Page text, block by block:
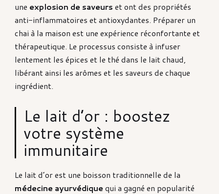
une explosion de saveurs et ont des propriétés
anti-inflammatoires et antioxydantes. Préparer un
chai à la maison est une expérience réconfortante et
thérapeutique. Le processus consiste à infuser
lentement les épices et le thé dans le lait chaud,
libérant ainsi les arômes et les saveurs de chaque
ingrédient.
Le lait d’or : boostez
votre système
immunitaire
Le lait d’or est une boisson traditionnelle de la
médecine ayurvédique qui a gagné en popularité